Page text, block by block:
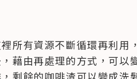
所有資源不斷循環再利用
藉由再處理的方式，可以